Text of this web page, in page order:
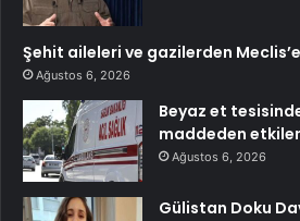
Şehit aileleri ve gazilerden
Ağustos 6, 2026
Beyaz et
maddeden
Ağustos 6, 2026
Gülistan Doku